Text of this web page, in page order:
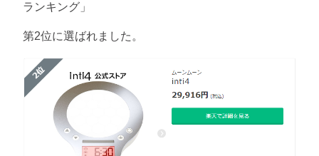
ランキング」
第2位に選ばれました。